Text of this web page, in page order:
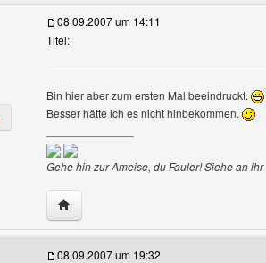
Profile anzeigen
08.09.2007 um 14:11
Titel:
Bin hier aber zum ersten Mal beeindruckt.
Besser hätte ich es nicht hinbekommen.
Gehe hin zur Ameise, du Fauler! Siehe an
Website dieses Benutzers besuchen:
08.09.2007 um 19:32